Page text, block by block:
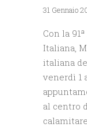
31 Gennaio
Con la
Italiana,
italiana
venerdì 1
al centro